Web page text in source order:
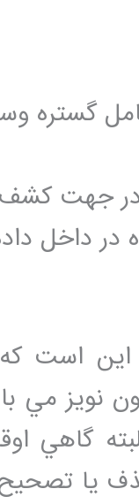
گستره
در جهت
در داخل
است که
نويز مي
گاهي
يا